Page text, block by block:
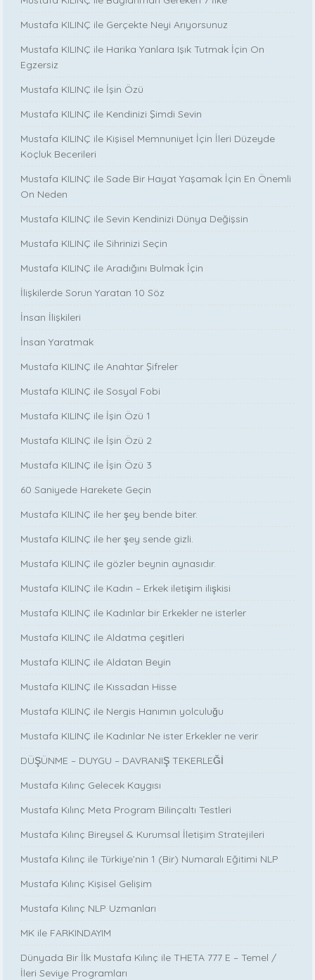
Mustafa KILINÇ ile Gerçekte Neyi Arıyorsunuz
Mustafa KILINÇ ile Harika Yanlara Işık Tutmak İçin On
Egzersiz
Mustafa KILINÇ ile İşin Özü
Mustafa KILINÇ ile Kendinizi Şimdi Sevin
Mustafa KILINÇ ile Kişisel Memnuniyet İçin İleri Düzeyde
Koçluk Becerileri
Mustafa KILINÇ ile Sade Bir Hayat Yaşamak İçin En Önemli
On Neden
Mustafa KILINÇ ile Sevin Kendinizi Dünya Değişsin
Mustafa KILINÇ ile Sihrinizi Seçin
Mustafa KILINÇ ile Aradığını Bulmak İçin
İlişkilerde Sorun Yaratan 10 Söz
İnsan İlişkileri
İnsan Yaratmak
Mustafa KILINÇ ile Anahtar Şifreler
Mustafa KILINÇ ile Sosyal Fobi
Mustafa KILINÇ ile İşin Özü 1
Mustafa KILINÇ ile İşin Özü 2
Mustafa KILINÇ ile İşin Özü 3
60 Saniyede Harekete Geçin
Mustafa KILINÇ ile her şey bende biter.
Mustafa KILINÇ ile her şey sende gizli.
Mustafa KILINÇ ile gözler beynin aynasıdır.
Mustafa KILINÇ ile Kadın – Erkek iletişim ilişkisi
Mustafa KILINÇ ile Kadınlar bir Erkekler ne isterler
Mustafa KILINÇ ile Aldatma çeşitleri
Mustafa KILINÇ ile Aldatan Beyin
Mustafa KILINÇ ile Kıssadan Hisse
Mustafa KILINÇ ile Nergis Hanımın yolculuğu
Mustafa KILINÇ ile Kadınlar Ne ister Erkekler ne verir
DÜŞÜNME – DUYGU – DAVRANIŞ TEKERLEĞİ
Mustafa Kılınç Gelecek Kaygısı
Mustafa Kılınç Meta Program Bilinçaltı Testleri
Mustafa Kılınç Bireysel & Kurumsal İletişim Stratejileri
Mustafa Kılınç ile Türkiye’nin 1 (Bir) Numaralı Eğitimi NLP
Mustafa Kılınç Kişisel Gelişim
Mustafa Kılınç NLP Uzmanları
MK ile FARKINDAYIM
Dünyada Bir İlk Mustafa Kılınç ile THETA 777 E – Temel /
İleri Seviye Programları